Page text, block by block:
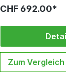
CHF 692.00*
Zum